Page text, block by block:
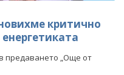
критично
предаването „Още от